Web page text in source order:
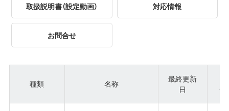
取扱説明書（設定動画） 対応情報
お問合せ
種類 名称
最終更新
日
ジ